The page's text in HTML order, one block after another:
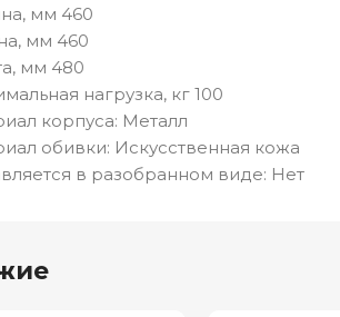
мм 460
мм 460
мм 480
нагрузка, кг 100
корпуса: Металл
обивки: Искусственная кожа
в разобранном виде: Нет